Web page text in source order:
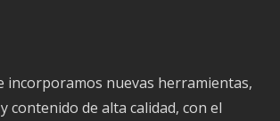
incorporamos nuevas herramientas,
contenido de alta calidad, con el